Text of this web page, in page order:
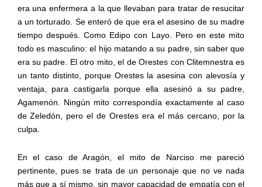
era una enfermera a la que llevaban para tratar de resucitar
a un torturado. Se enteró de que era el asesino de su madre
tiempo después. Como Edipo con Layo. Pero en este mito
todo es masculino: el hijo matando a su padre, sin saber que
era su padre. El otro mito, el de Orestes con Clitemnestra es
un tanto distinto, porque Orestes la asesina con alevosía y
ventaja, para castigarla porque ella asesinó a su padre,
Agamenón. Ningún mito correspondía exactamente al caso
de Zeledón, pero el de Orestes era el más cercano, por la
culpa.
En el caso de Aragón, el mito de Narciso me pareció
pertinente, pues se trata de un personaje que no ve nada
más que a sí mismo, sin mayor capacidad de empatía con el